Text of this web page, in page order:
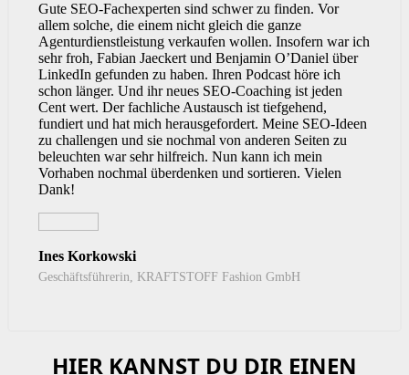
Gute SEO-Fachexperten sind schwer zu finden. Vor
allem solche, die einem nicht gleich die ganze
Agenturdienstleistung verkaufen wollen. Insofern war ich
sehr froh, Fabian Jaeckert und Benjamin O’Daniel über
LinkedIn gefunden zu haben. Ihren Podcast höre ich
schon länger. Und ihr neues SEO-Coaching ist jeden
Cent wert. Der fachliche Austausch ist tiefgehend,
fundiert und hat mich herausgefordert. Meine SEO-Ideen
zu challengen und sie nochmal von anderen Seiten zu
beleuchten war sehr hilfreich. Nun kann ich mein
Vorhaben nochmal überdenken und sortieren. Vielen
Dank!
Ines Korkowski
Geschäftsführerin, KRAFTSTOFF Fashion GmbH
HIER KANNST DU DIR EINEN